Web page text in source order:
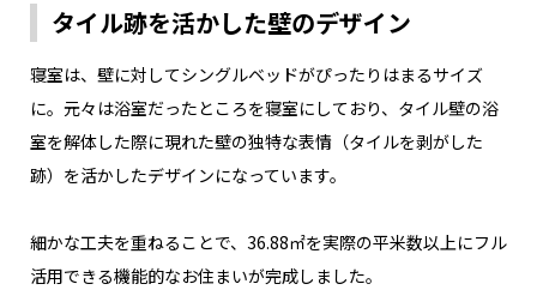
タイル跡を活かした壁のデザイン
寝室は、壁に対してシングルベッドがぴったりはまるサイズ
に。元々は浴室だったところを寝室にしており、タイル壁の浴
室を解体した際に現れた壁の独特な表情（タイルを剥がした
跡）を活かしたデザインになっています。
細かな工夫を重ねることで、36.88㎡を実際の平米数以上にフル
活用できる機能的なお住まいが完成しました。